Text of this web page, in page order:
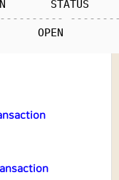
STATUS
OPEN